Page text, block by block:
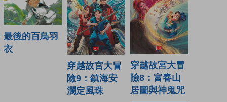
最後的百鳥羽
衣
穿越故宮大冒
險9：鎮海安
瀾定風珠
穿越故宮大冒
險8：富春山
居圖與神鬼咒